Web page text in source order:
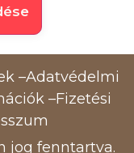
–Adatvédelmi
–Fizetési
jog fenntartva.